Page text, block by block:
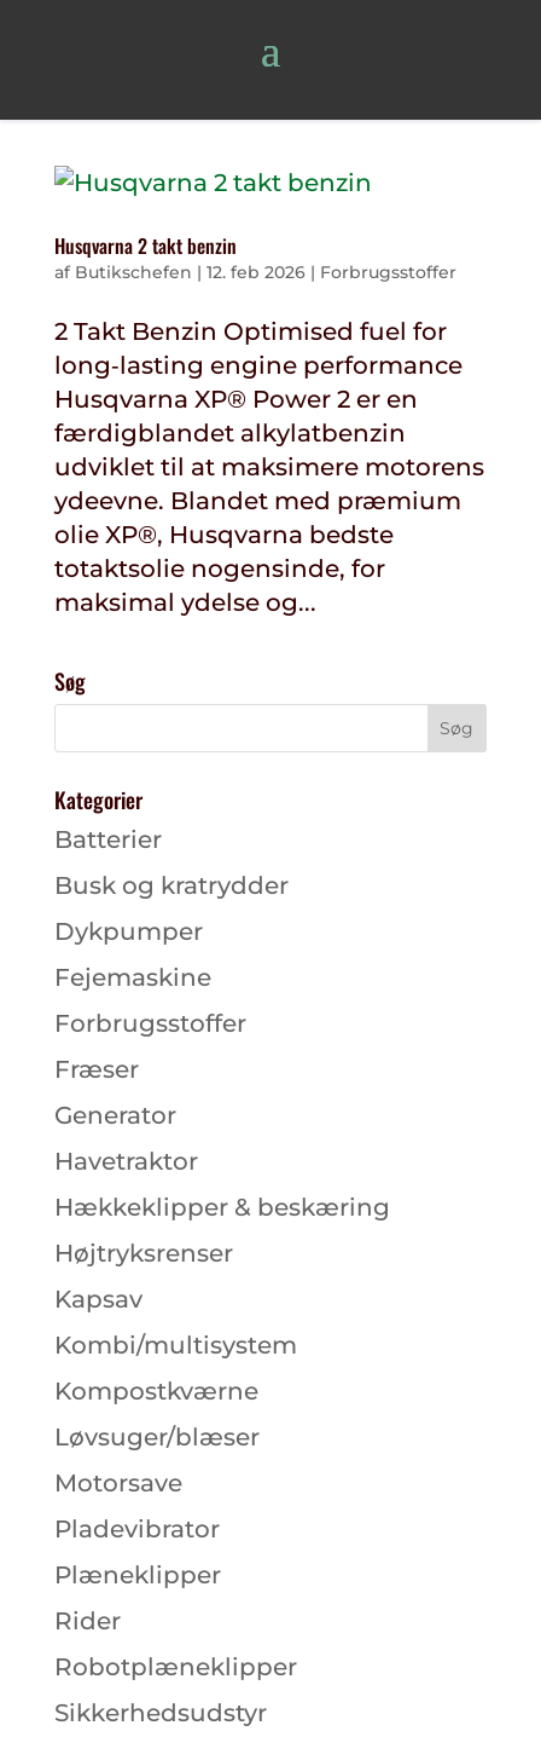
Husqvarna 2 takt benzin
af Butikschefen | 12. feb 2026| Forbrugsstoffer
2 Takt Benzin Optimised fuel for
long‑lasting engine performance
Husqvarna XP® Power 2 er en
færdigblandet alkylatbenzin
udviklet til at maksimere motorens
ydeevne. Blandet med præmium
olie XP®, Husqvarna bedste
totaktsolie nogensinde, for
maksimal ydelse og...
Søg
Kategorier
Batterier
Busk og kratrydder
Dykpumper
Fejemaskine
Forbrugsstoffer
Fræser
Generator
Havetraktor
Hækkeklipper & beskæring
Højtryksrenser
Kapsav
Kombi/multisystem
Kompostkværne
Løvsuger/blæser
Motorsave
Pladevibrator
Plæneklipper
Rider
Robotplæneklipper
Sikkerhedsudstyr